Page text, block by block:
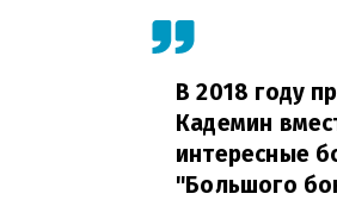
В 2018 году
Кадемин
интересные
"Большого